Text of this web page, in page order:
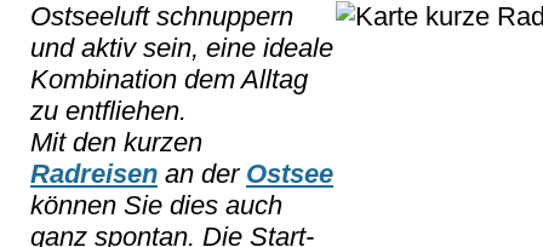
Ostseeluft schnuppern
und aktiv sein, eine ideale
Kombination dem Alltag
zu entfliehen.
Mit den kurzen
Radreisen an der Ostsee
können Sie dies auch
ganz spontan. Die Start-